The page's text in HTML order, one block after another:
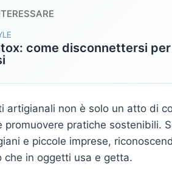
come disconnettersi per
artigianali non è solo un atto di
promuovere pratiche sostenibili.
e piccole imprese,
che in oggetti usa e getta.